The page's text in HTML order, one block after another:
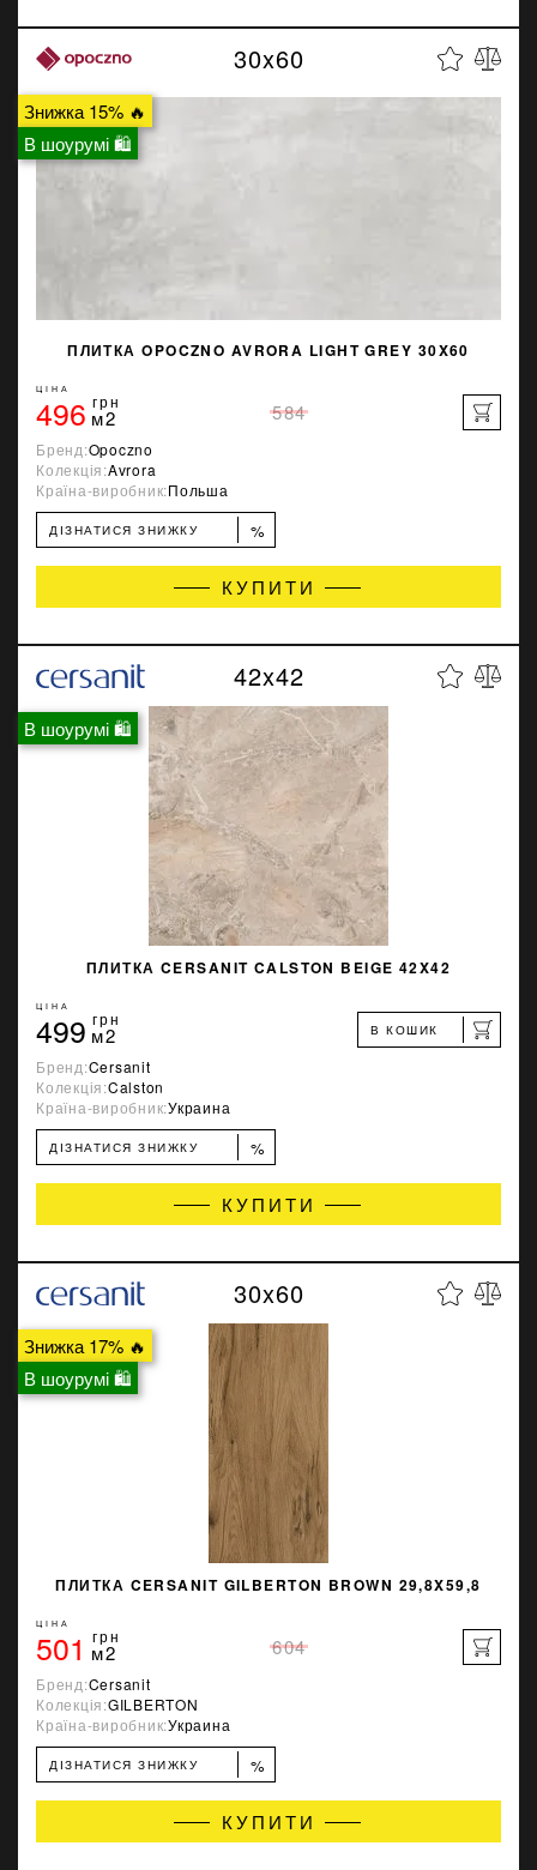
Знижка 15% 🔥
В шоурумі 🛍
30x60
ПЛИТКА OPOCZNO AVRORA LIGHT GREY 30X60
ЦІНА
496 грн
м2 584
Бренд:Opoczno
Колекція:Avrora
Країна-виробник:Польша
ДІЗНАТИСЯ ЗНИЖКУ %
КУПИТИ
В шоурумі 🛍
42x42
ПЛИТКА CERSANIT CALSTON BEIGE 42X42
ЦІНА
499 грн
м2 В КОШИК
Бренд:Cersanit
Колекція:Calston
Країна-виробник:Украина
ДІЗНАТИСЯ ЗНИЖКУ %
КУПИТИ
Знижка 17% 🔥
В шоурумі 🛍
30x60
ПЛИТКА CERSANIT GILBERTON BROWN 29,8X59,8
ЦІНА
501 грн
м2 604
Бренд:Cersanit
Колекція:GILBERTON
Країна-виробник:Украина
ДІЗНАТИСЯ ЗНИЖКУ %
КУПИТИ